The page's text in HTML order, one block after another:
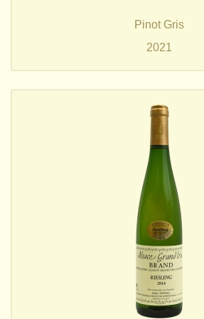
Pinot Gris
2021